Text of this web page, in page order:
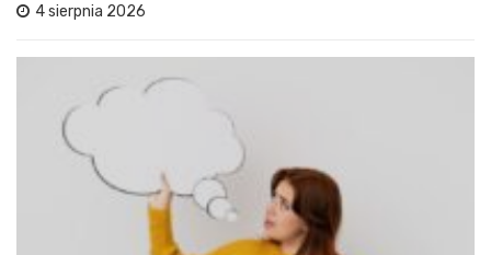
4 sierpnia 2026